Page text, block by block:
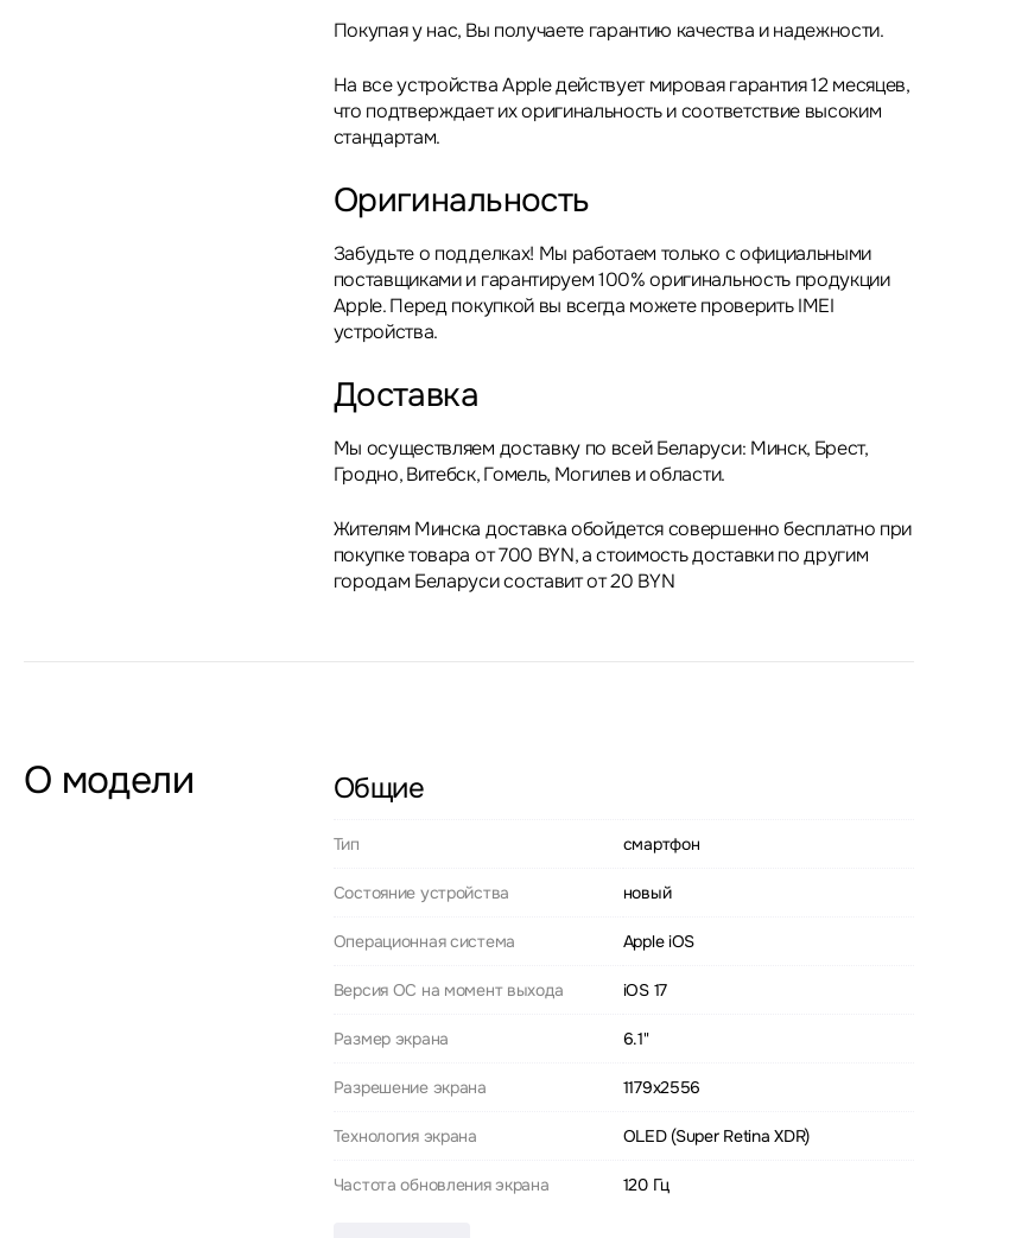
Покупая у нас, Вы получаете гарантию качества и надежности.
На все устройства Apple действует мировая гарантия 12 месяцев,
что подтверждает их оригинальность и соответствие высоким
стандартам.
Оригинальность
Забудьте о подделках! Мы работаем только с официальными
поставщиками и гарантируем 100% оригинальность продукции
Apple. Перед покупкой вы всегда можете проверить IMEI
устройства.
Доставка
Мы осуществляем доставку по всей Беларуси: Минск, Брест,
Гродно, Витебск, Гомель, Могилев и области.
Жителям Минска доставка обойдется совершенно бесплатно при
покупке товара от 700 BYN, а стоимость доставки по другим
городам Беларуси составит от 20 BYN
О модели Общие
Тип смартфон
Состояние устройства новый
Операционная система Apple iOS
Версия ОС на момент выхода iOS 17
Размер экрана 6.1"
Разрешение экрана 1179x2556
Технология экрана OLED (Super Retina XDR)
Частота обновления экрана 120 Гц